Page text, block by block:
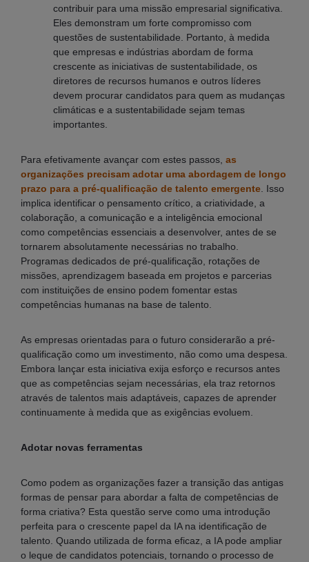
contribuir para uma missão empresarial significativa.
Eles demonstram um forte compromisso com
questões de sustentabilidade. Portanto, à medida
que empresas e indústrias abordam de forma
crescente as iniciativas de sustentabilidade, os
diretores de recursos humanos e outros líderes
devem procurar candidatos para quem as mudanças
climáticas e a sustentabilidade sejam temas
importantes.
Para efetivamente avançar com estes passos, as
organizações precisam adotar uma abordagem de longo
prazo para a pré-qualificação de talento emergente . Isso
implica identificar o pensamento crítico, a criatividade, a
colaboração, a comunicação e a inteligência emocional
como competências essenciais a desenvolver, antes de se
tornarem absolutamente necessárias no trabalho.
Programas dedicados de pré-qualificação, rotações de
missões, aprendizagem baseada em projetos e parcerias
com instituições de ensino podem fomentar estas
competências humanas na base de talento.
As empresas orientadas para o futuro considerarão a pré-
qualificação como um investimento, não como uma despesa.
Embora lançar esta iniciativa exija esforço e recursos antes
que as competências sejam necessárias, ela traz retornos
através de talentos mais adaptáveis, capazes de aprender
continuamente à medida que as exigências evoluem.
Adotar novas ferramentas
Como podem as organizações fazer a transição das antigas
formas de pensar para abordar a falta de competências de
forma criativa? Esta questão serve como uma introdução
perfeita para o crescente papel da IA na identificação de
talento. Quando utilizada de forma eficaz, a IA pode ampliar
o leque de candidatos potenciais, tornando o processo de